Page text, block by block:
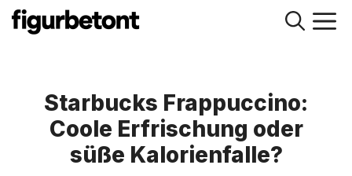
Zum
Inhalt
Starbucks Frappuccino:
Coole Erfrischung oder
süße Kalorienfalle?